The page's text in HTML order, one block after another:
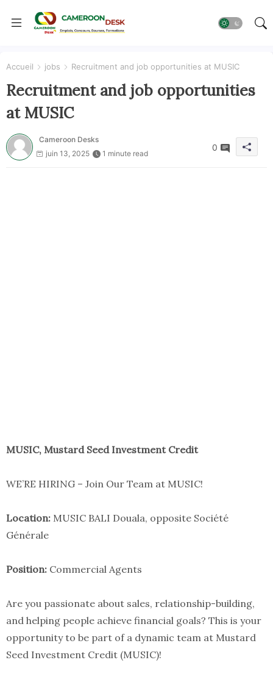
Accueil jobs Recruitment and job opportunities at MUSIC
Recruitment and job opportunities
at MUSIC
Cameroon Desks
juin 13, 2025
1 minute read
0
MUSIC, Mustard Seed Investment Credit
WE’RE HIRING – Join Our Team at MUSIC!
Location: MUSIC BALI Douala, opposite Société
Générale
Position: Commercial Agents
Are you passionate about sales, relationship-building,
and helping people achieve financial goals? This is your
opportunity to be part of a dynamic team at Mustard
Seed Investment Credit (MUSIC)!